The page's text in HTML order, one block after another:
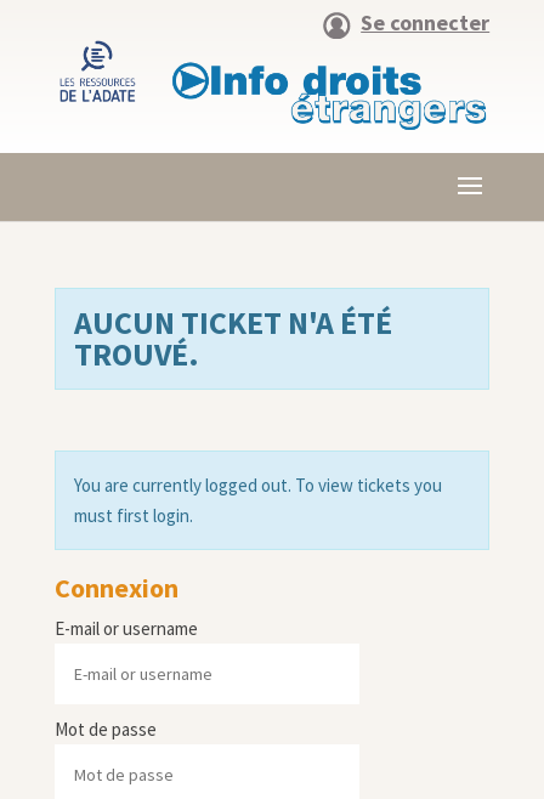
Se connecter
AUCUN TICKET N'A ÉTÉ
TROUVÉ.
You are currently logged out. To view tickets you
must first login.
Connexion
E-mail or username
Mot de passe